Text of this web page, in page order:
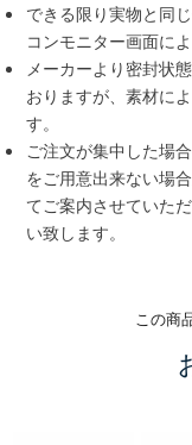
できる限り実物と同
コンモニター画面に
メーカーより密封状
おりますが、素材に
す。
ご注文が集中した場
をご用意出来ない場
てご案内させていた
い致します。
この商